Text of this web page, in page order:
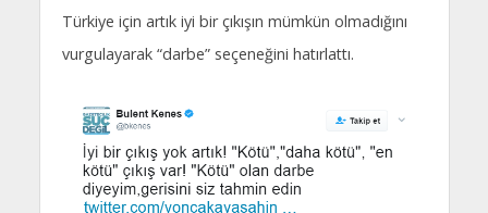
Türkiye için artık iyi bir çıkışın mümkün olmadığını
vurgulayarak “darbe” seçeneğini hatırlattı.